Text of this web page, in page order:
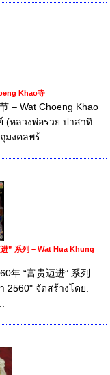
Khao寺
– Wat Choeng Khao
(หลวงพ่อรวย ปาสาทิ
งคลพร้...
” 系列 – Wat Hua Khung
年 “富贵迈进” 系列 –
2560" จัดสร้างโดย: